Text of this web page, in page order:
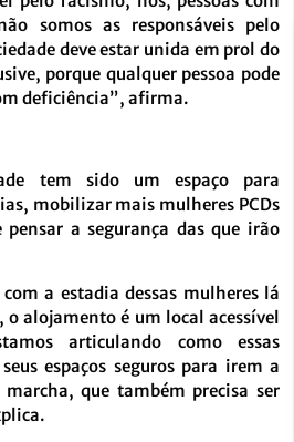
somos as responsáveis pelo
deve estar unida em prol do
porque qualquer pessoa pode
deficiência”, afirma.
tem sido um espaço para
mobilizar mais mulheres PCDs
pensar a segurança das que irão
a estadia dessas mulheres lá
alojamento é um local acessível
articulando como essas
espaços seguros para irem a
que também precisa ser